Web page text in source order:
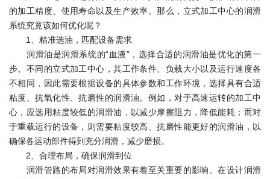
的加工精度、使用寿命以及生产效率。那么，立式加工中心的润滑
系统究竟该如何优化呢？
1、精准选油，匹配设备需求
润滑油是润滑系统的“血液”，选择合适的润滑油是优化的第一
步。不同的立式加工中心，其工作条件、负载大小以及运行速度各
不相同，因此需要根据设备的具体参数和工作环境，选择具有合适
粘度、抗氧化性、抗磨性的润滑油。例如，对于高速运转的加工中
心，应选用粘度较低的润滑油，以减少摩擦阻力，降低能耗；而对
于重载运行的设备，则需要粘度较高、抗磨性能更好的润滑油，以
确保各运动部件得到充分润滑，减少磨损。
2、合理布局，确保润滑到位
润滑管路的布局对润滑效果有着至关重要的影响。在设计润滑